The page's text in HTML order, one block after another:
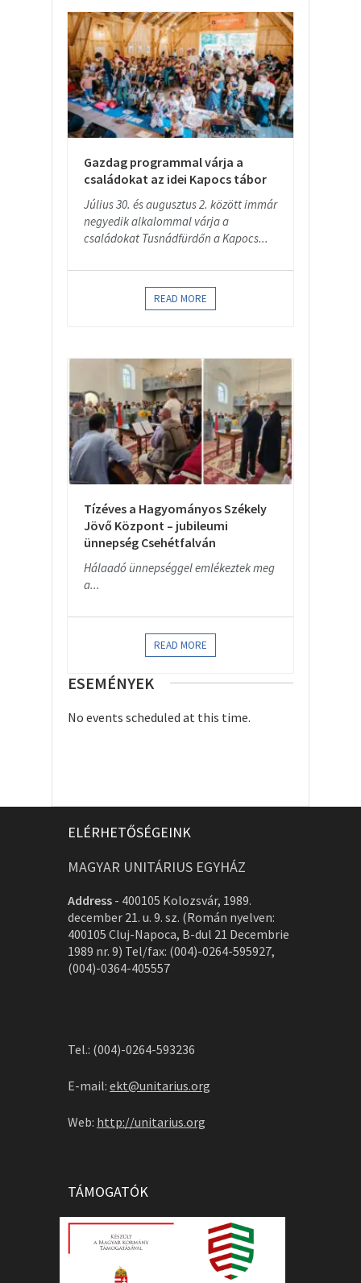
Gazdag programmal várja a
családokat az idei Kapocs tábor
Július 30. és augusztus 2. között immár
negyedik alkalommal várja a
családokat Tusnádfürdőn a Kapocs...
READ MORE
Tízéves a Hagyományos Székely
Jövő Központ – jubileumi
ünnepség Csehétfalván
Hálaadó ünnepséggel emlékeztek meg
a...
READ MORE
ESEMÉNYEK
No events scheduled at this time.
ELÉRHETŐSÉGEINK
MAGYAR UNITÁRIUS EGYHÁZ
Address - 400105 Kolozsvár, 1989.
december 21. u. 9. sz. (Román nyelven:
400105 Cluj-Napoca, B-dul 21 Decembrie
1989 nr. 9) Tel/fax: (004)-0264-595927,
(004)-0364-405557
Tel.: (004)-0264-593236
E-mail: ekt@unitarius.org
Web: http://unitarius.org
TÁMOGATÓK